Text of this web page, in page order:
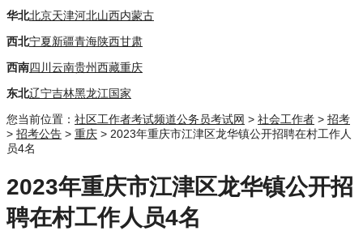
华北北京天津河北山西内蒙古
西北宁夏新疆青海陕西甘肃
西南四川 云南贵州西藏重庆
东北辽宁吉林黑龙江国家
您当前位置： 社区工作者考试频道公务员考试网 > 社会工作者 > 招考
> 招考公告 > 重庆 > 2023年重庆市江津区龙华镇公开招聘在村工作人
员4名
2023年重庆市江津区龙华镇公开招
聘在村工作人员4名